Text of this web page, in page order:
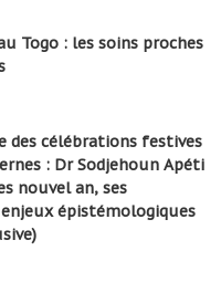
Togo : les soins proches
des célébrations festives
: Dr Sodjehoun Apéti
nouvel an, ses
épistémologiques